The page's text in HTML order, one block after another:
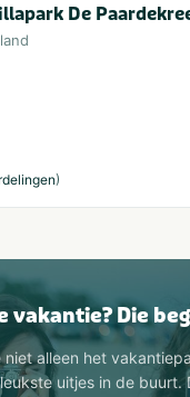
De
)
vakantie? Die
niet alleen het
uitjes in de buurt.